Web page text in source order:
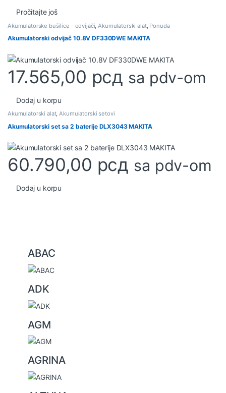
Pročitajte još
Akumulatorske bušilice - odvijači,Akumulatorski alat, Ponuda
Akumulatorski odvijač 10.8V DF330DWE MAKITA
17.565,00 рсд sa pdv-om
Dodaj u korpu
Akumulatorski alat,Akumulatorski setovi
Akumulatorski set sa 2 baterije DLX3043 MAKITA
60.790,00 рсд sa pdv-om
Dodaj u korpu
ABAC
ADK
AGM
AGRINA